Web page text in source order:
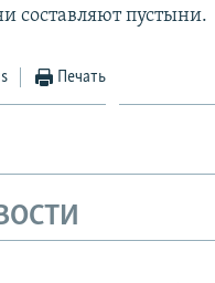
составляют пустыни.
Печать